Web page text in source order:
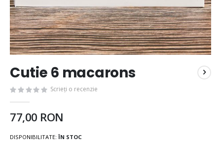
Cutie 6 macarons
Scrieți o recenzie
77,00 RON
DISPONIBILITATE: ÎN STOC